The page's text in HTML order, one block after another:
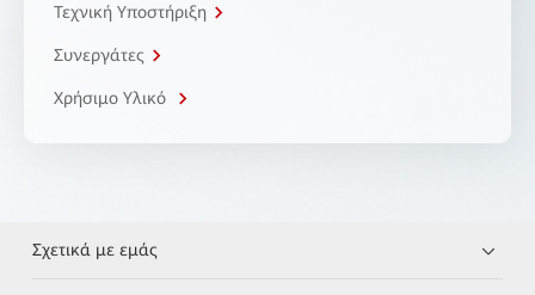
Τεχνική Υποστήριξη
Συνεργάτες
Χρήσιμο Υλικό
Σχετικά με εμάς